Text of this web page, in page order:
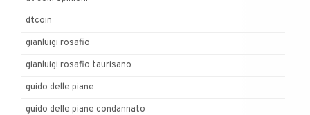
dtcoin
gianluigi rosafio
gianluigi rosafio taurisano
guido delle piane
guido delle piane condannato